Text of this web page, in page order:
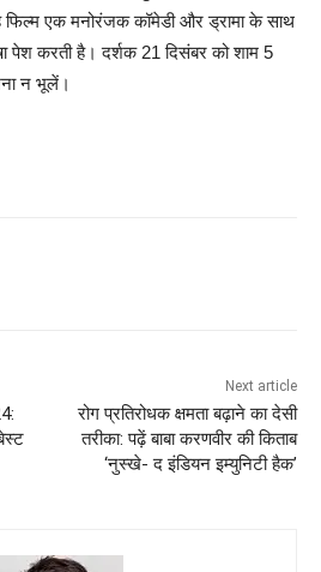
फिल्म एक मनोरंजक कॉमेडी और ड्रामा के साथ
पेश करती है। दर्शक 21 दिसंबर को शाम 5
न भूलें।
Next article
रोग प्रतिरोधक क्षमता बढ़ाने का देसी
तरीका: पढ़ें बाबा करणवीर की किताब
‘नुस्खे- द इंडियन इम्युनिटी हैक’